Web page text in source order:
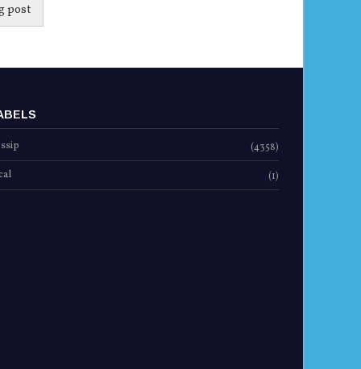
post
(4358)
(1)